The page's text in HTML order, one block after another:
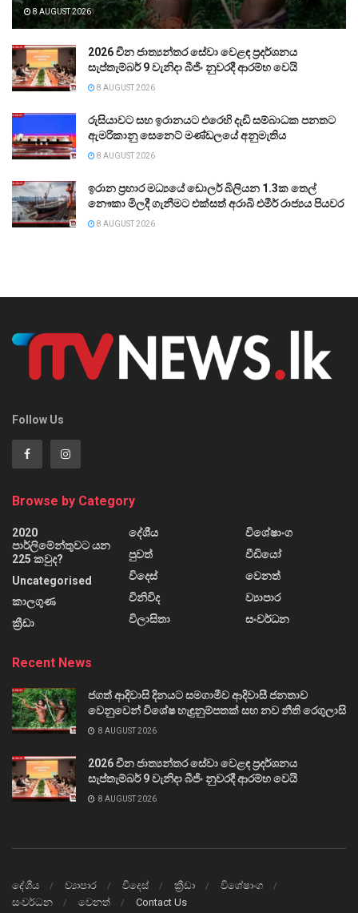
8 AUGUST 2026
2026 චීන ජාත්‍යන්තර සේවා වෙළඳ ප්‍රදර්ශනය
සැප්තැම්බර් 9 වැනිදා බීජිං නුවරදී ආරම්භ වෙයි
8 AUGUST 2026
රුසියාවට සහ ඉරානයට එරෙහි දැඩි සම්බාධක පනතට
ඇමරිකානු සෙනෙට් මණ්ඩලයේ අනුමැතිය
8 AUGUST 2026
ඉරාන ප්‍රහාර මධ්‍යයේ ඩොලර් බිලියන 1.3ක තෙල්
නෞකා මිලදී ගැනීමට එක්සත් අරාබි එමීර් රාජ්‍යය පියවර
8 AUGUST 2026
Follow Us
Browse by Category
2020
පාර්ලිමේන්තුවට යන
225 කවුද?
Uncategorised
කාලගුණ
ක්‍රීඩා
දේශීය
පුවත්
විදෙස්
විනිවිද
විලාසිතා
විශේෂාංග
වීඩියෝ
වෙනත්
ව්‍යාපාර
සංවර්ධන
Recent News
ජගත් ආදිවාසි දිනයට සමගාමීව ආදිවාසී ජනතාව
වෙනුවෙන් විශේෂ හැඳුනුම්පතක් සහ නව නීති රෙගුලාසි
8 AUGUST 2026
2026 චීන ජාත්‍යන්තර සේවා වෙළඳ ප්‍රදර්ශනය
සැප්තැම්බර් 9 වැනිදා බීජිං නුවරදී ආරම්භ වෙයි
8 AUGUST 2026
දේශීය ව්‍යාපාර විදෙස් ක්‍රීඩා
විශේෂාංග
සංවර්ධන
වෙනත් Contact Us